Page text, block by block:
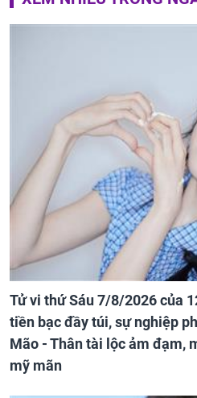
Tử vi thứ Sáu 7/8/2026 của
tiền bạc đầy túi, sự nghiệp
Mão - Thân tài lộc ảm đạm,
mỹ mãn